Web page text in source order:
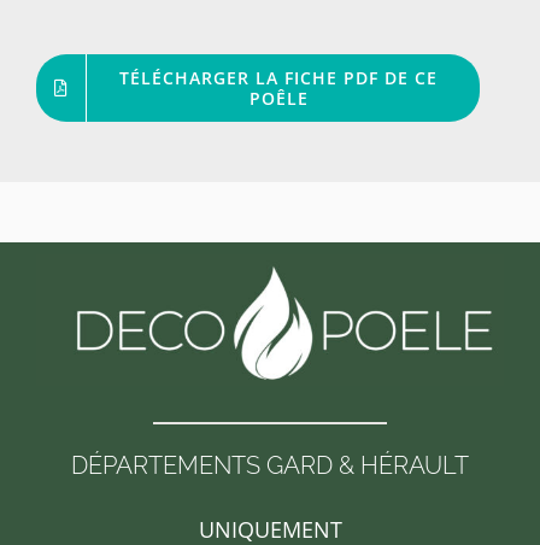
TÉLÉCHARGER LA FICHE PDF DE CE
POÊLE
DÉPARTEMENTS GARD & HÉRAULT
UNIQUEMENT